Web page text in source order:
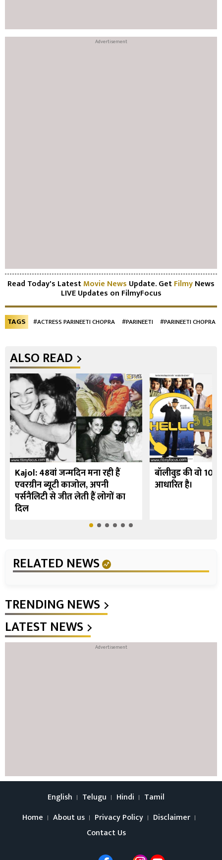
Read Today's LatestMovie News Update. GetFilmyNews
LIVE Updates on FilmyFocus
TAGS #ACTRESS PARINEETI CHOPRA #PARINEETI #PARINEETI CHOPRA
ALSO READ
Kajol: 48वां जन्मदिन मना रही हैं
एवरग्रीन ब्यूटी काजोल, अपनी
पर्सनैलिटी से जीत लेती हैं लोगों का
दिल
बॉलीवुड की वो 10
आधारित है।
RELATED NEWS
TRENDING NEWS
LATEST NEWS
English Telugu Hindi
Tamil
Home
About us Privacy Policy
Disclaimer
Contact Us